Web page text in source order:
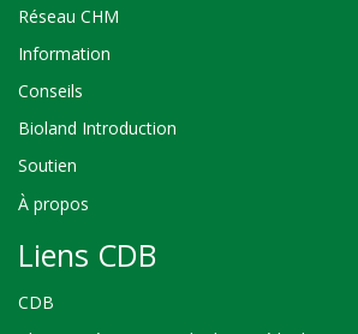
Réseau CHM
Information
Conseils
Bioland Introduction
Soutien
À propos
Liens CDB
CDB